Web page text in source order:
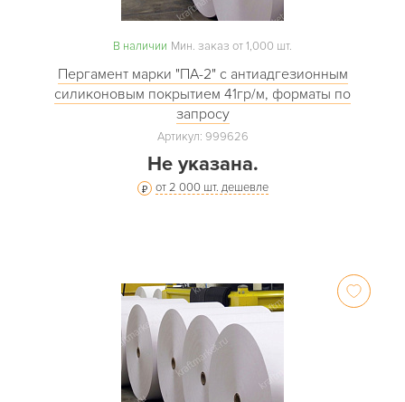
В наличии Мин. заказ от 1,000 шт.
Пергамент марки "ПА-2" с антиадгезионным
силиконовым покрытием 41гр/м, форматы по
запросу
Артикул: 999626
Не указана.
от 2 000 шт. дешевле